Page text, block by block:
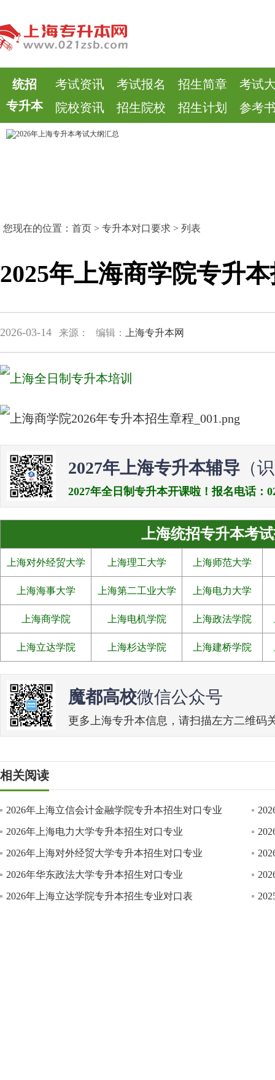
统招
专升本
考试资讯 考试报名 招生简章
考试
院校资讯
招生院校 招生计划 参考
您现在的位置： 首页 > 专升本对口要求 > 列表
2025年上海商学院专升
2026-03-14 来源： 编辑： 上海专升本网
2027年上海专升本辅导 （
2027年全日制专升本开课啦！报名电话：
上海统招专升本考
上海对外经贸大学 上海理工大学 上海师范大学
上海海事大学 上海第二工业大学 上海电力大学
上海商学院 上海电机学院 上海政法学院
上海立达学院 上海杉达学院 上海建桥学院
魔都高校微信公众号
更多上海专升本信息，请扫描左方二维码
相关阅读
2026年上海立信会计金融学院专升本招生对口专业
2026年上海电力大学专升本招生对口专业
2026年上海对外经贸大学专升本招生对口专业
2026年华东政法大学专升本招生对口专业
2026年上海立达学院专升本招生专业对口表